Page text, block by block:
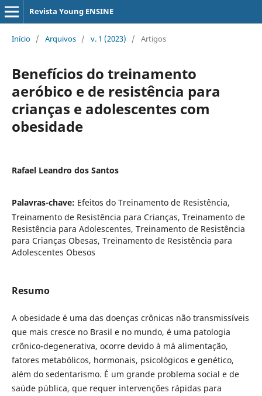
Revista Young ENSINE
Início / Arquivos / v. 1 (2023) / Artigos
Benefícios do treinamento
aeróbico e de resistência para
crianças e adolescentes com
obesidade
Rafael Leandro dos Santos
Palavras-chave: Efeitos do Treinamento de Resistência,
Treinamento de Resistência para Crianças, Treinamento de
Resistência para Adolescentes, Treinamento de Resistência
para Crianças Obesas, Treinamento de Resistência para
Adolescentes Obesos
Resumo
A obesidade é uma das doenças crônicas não transmissíveis
que mais cresce no Brasil e no mundo, é uma patologia
crônico-degenerativa, ocorre devido à má alimentação,
fatores metabólicos, hormonais, psicológicos e genético,
além do sedentarismo. É um grande problema social e de
saúde pública, que requer intervenções rápidas para